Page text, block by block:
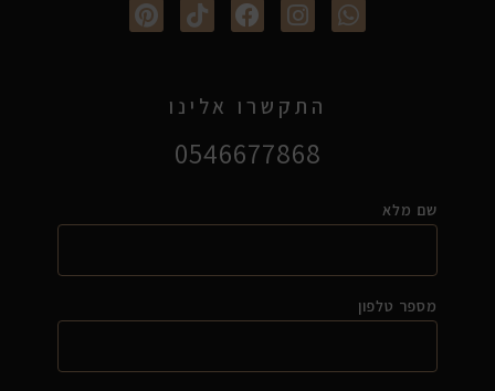
התקשרו אלינו
0546677868
שם מלא
מספר טלפון